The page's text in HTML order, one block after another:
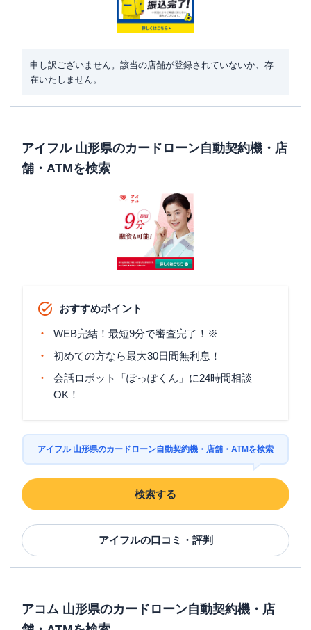
申し訳ございません。該当の店舗が登録されていないか、存
在いたしません。
アイフル 山形県のカードローン自動契約機・店
舗・ATMを検索
おすすめポイント
WEB完結！最短9分で審査完了！※
初めての方なら最大30日間無利息！
会話ロボット「ぽっぽくん」に24時間相談
OK！
アイフル 山形県のカードローン自動契約機・店舗・ATMを検索
検索する
アイフルの口コミ・評判
アコム 山形県のカードローン自動契約機・店